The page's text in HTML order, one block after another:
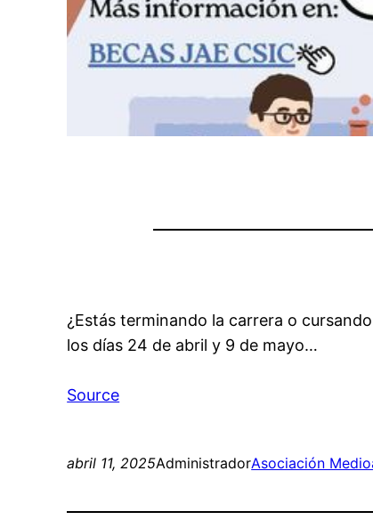
¿Estás terminando la carrera o
los días 24 de abril y 9 de mayo…
Source
abril 11, 2025AdministradorAsociación